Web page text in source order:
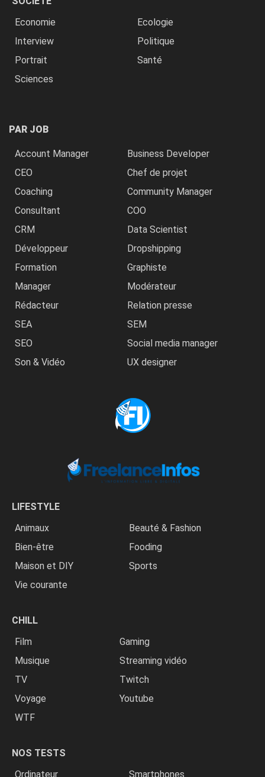
Economie
Ecologie
Interview
Politique
Portrait
Santé
Sciences
PAR JOB
Account Manager
Business Developer
CEO
Chef de projet
Coaching
Community Manager
Consultant
COO
CRM
Data Scientist
Développeur
Dropshipping
Formation
Graphiste
Manager
Modérateur
Rédacteur
Relation presse
SEA
SEM
SEO
Social media manager
Son & Vidéo
UX designer
LIFESTYLE
Animaux
Beauté & Fashion
Bien-être
Fooding
Maison et DIY
Sports
Vie courante
CHILL
Film
Gaming
Musique
Streaming vidéo
TV
Twitch
Voyage
Youtube
WTF
NOS TESTS
Ordinateur
Smartphones